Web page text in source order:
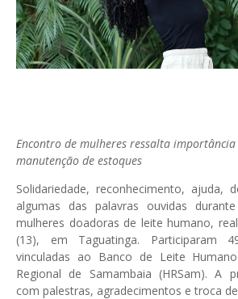
Encontro de mulheres ressalta
manutenção de estoques
Solidariedade, reconhecimento, ajuda,
algumas das palavras ouvidas
mulheres doadoras de leite humano,
(13), em Taguatinga. Participaram
vinculadas ao Banco de Leite
Regional de Samambaia (HRSam). A
com palestras, agradecimentos e troca